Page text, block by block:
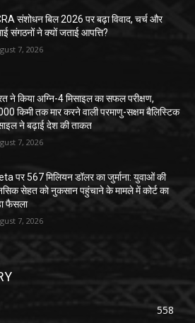
संशोधन बिल 2026 पर बढ़ा विवाद, चर्च और
संगठनों ने क्यों जताई आपत्ति?
7, 2026
ने किया अग्नि-4 मिसाइल का सफल परीक्षण,
किमी तक मार करने वाली परमाणु-सक्षम बैलिस्टिक
ने बढ़ाई देश की ताकत
7, 2026
पर 567 मिलियन डॉलर का जुर्माना: युवाओं की
सेहत को नुकसान पहुंचाने के मामले में कोर्ट का
फैसला
7, 2026
558